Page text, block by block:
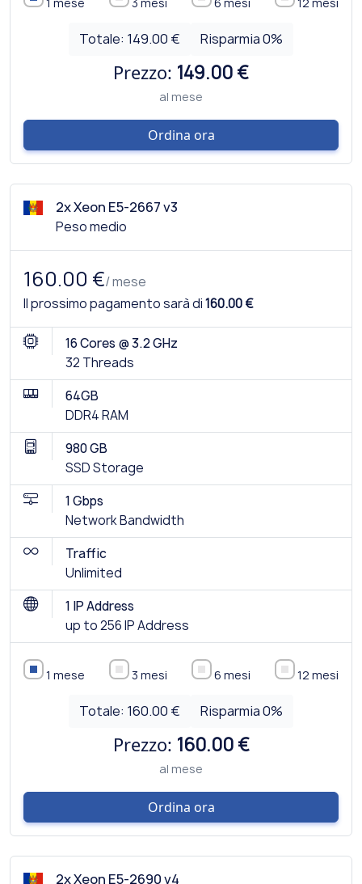
1 mese 3 mesi 6 mesi 12 mesi
Totale: 149.00 € Risparmia0%
Prezzo: 149.00 €
al mese
Ordina ora
2x Xeon E5-2667 v3
Peso medio
160.00 €/ mese
Il prossimo pagamento sarà di160.00 €
16 Cores @ 3.2 GHz
32 Threads
64GB
DDR4 RAM
980 GB
SSD Storage
1 Gbps
Network Bandwidth
Traffic
Unlimited
1 IP Address
up to 256 IP Address
1 mese 3 mesi 6 mesi 12 mesi
Totale: 160.00 € Risparmia0%
Prezzo: 160.00 €
al mese
Ordina ora
2x Xeon E5-2690 v4